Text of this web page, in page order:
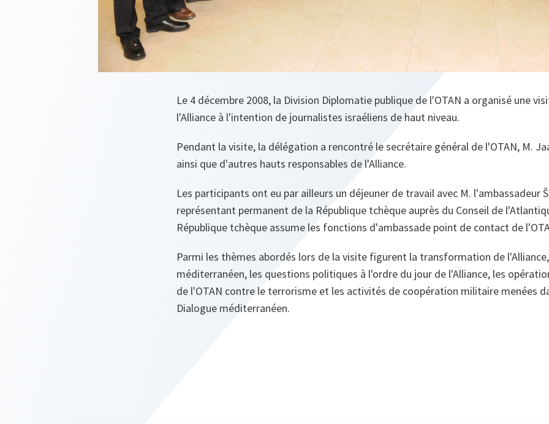
Le 4 décembre 2008, la Division Diplomatie publique de l'OTAN a organisé une
l'Alliance à l'intention de journalistes israéliens de haut niveau.
Pendant la visite, la délégation a rencontré le secrétaire général de l'OTAN, M.
ainsi que d'autres hauts responsables de l'Alliance.
Les participants ont eu par ailleurs un déjeuner de travail avec M. l'ambassadeur
représentant permanent de la République tchèque auprès du Conseil de
République tchèque assume les fonctions d'ambassade point de contact de
Parmi les thèmes abordés lors de la visite figurent la transformation de
méditerranéen, les questions politiques à l'ordre du jour de l'Alliance, les
de l'OTAN contre le terrorisme et les activités de coopération militaire menées
Dialogue méditerranéen.